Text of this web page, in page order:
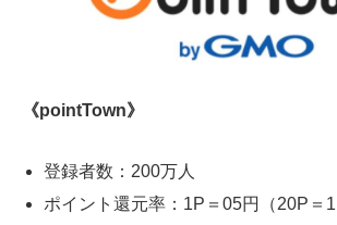
《pointTown》
登録者数： 200万人
ポイント還元率： 1P ＝ 05円（20P ＝ 1